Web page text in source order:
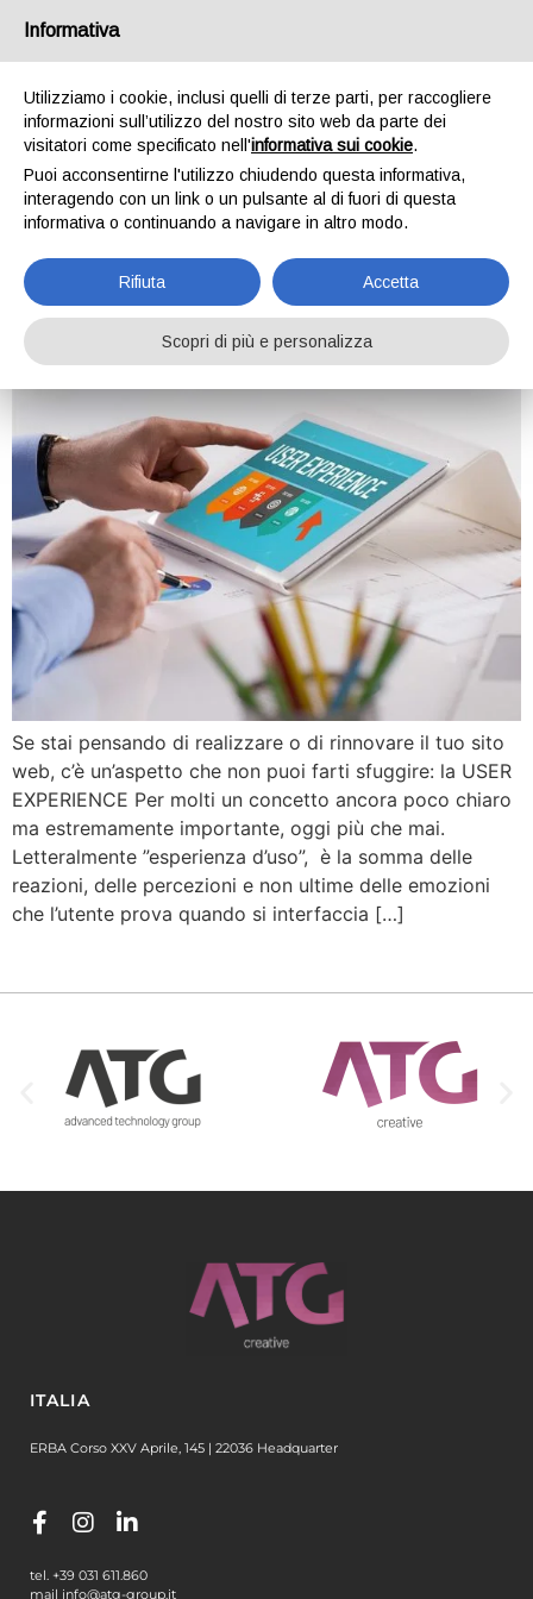
ATG Creative
Agenzia web
Tag:user experience
“User Experience” e
usabilità per un sito web di
successo
Se stai pensando di realizzare o di rinnovare il tuo sito
web, c’è un’aspetto che non puoi farti sfuggire: la USER
EXPERIENCE Per molti un concetto ancora poco chiaro
ma estremamente importante, oggi più che mai.
Letteralmente ”esperienza d’uso”, è la somma delle
reazioni, delle percezioni e non ultime delle emozioni
che l’utente prova quando si interfaccia […]
ITALIA
ERBA Corso XXV Aprile, 145 | 22036 Headquarter
tel. +39 031 611.860
mail info@atg-group.it
Informativa
Utilizziamo i cookie, inclusi quelli di terze parti, per raccogliere
informazioni sull’utilizzo del nostro sito web da parte dei
visitatori come specificato nell'informativa sui cookie.
Puoi acconsentirne l'utilizzo chiudendo questa informativa,
interagendo con un link o un pulsante al di fuori di questa
informativa o continuando a navigare in altro modo.
Rifiuta Accetta
Scopri di più e personalizza